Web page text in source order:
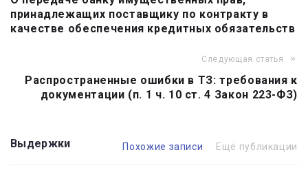
по
записям
принадлежащих поставщику по контракту в
качестве обеспечения кредитных обязательств
Следующая статья
Распространенные ошибки в ТЗ: требования к
документации (п. 1 ч. 10 ст. 4 Закон 223-ФЗ)
Выдержки Похожие записи Ещё публикации